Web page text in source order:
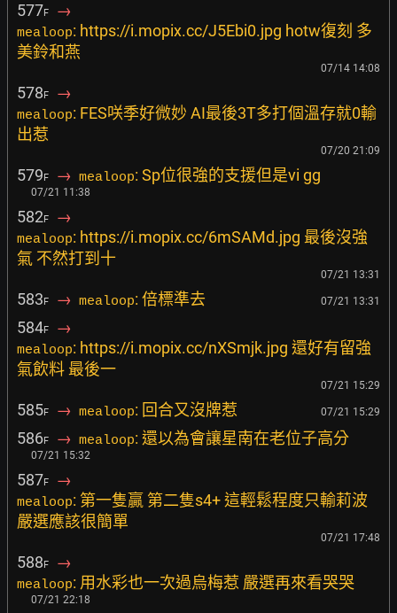
577F →
mealoop: https://i.mopix.cc/J5Ebi0.jpg hotw復刻 多
美鈴和燕
07/14 14:08
578F →
mealoop: FES咲季好微妙 AI最後3T多打個溫存就0輸
出惹
07/20 21:09
579F → mealoop: Sp位很強的支援但是vi gg
07/21 11:38
582F →
mealoop: https://i.mopix.cc/6mSAMd.jpg 最後沒強
氣 不然打到十
07/21 13:31
583F → mealoop: 倍標準去 07/21 13:31
584F →
mealoop: https://i.mopix.cc/nXSmjk.jpg 還好有留強
氣飲料 最後一
07/21 15:29
585F → mealoop: 回合又沒牌惹 07/21 15:29
586F → mealoop: 還以為會讓星南在老位子高分
07/21 15:32
587F →
mealoop: 第一隻贏 第二隻s4+ 這輕鬆程度只輸莉波
嚴選應該很簡單
07/21 17:48
588F →
mealoop: 用水彩也一次過烏梅惹 嚴選再來看哭哭
07/21 22:18